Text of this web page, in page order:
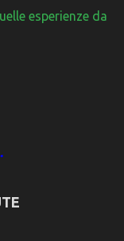
esperienze da